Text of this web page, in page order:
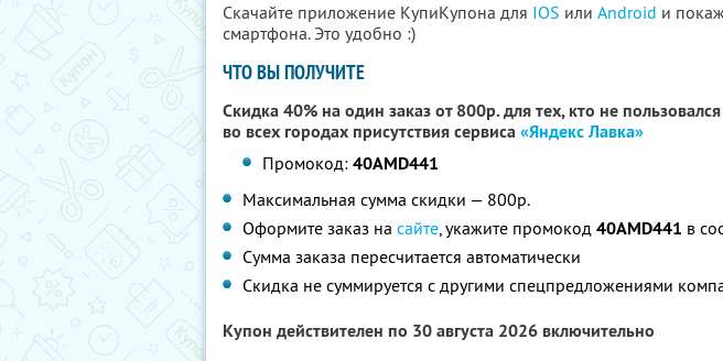
Скачайте приложение КупиКупона для IOS или Android и
смартфона. Это удобно :)
ЧТО ВЫ ПОЛУЧИТЕ
Скидка 40% на один заказ от 800р. для тех, кто не
во всех городах присутствия сервиса«Яндекс Лавка»
Промокод:40AMD441
Максимальная сумма скидки — 800р.
Оформите заказ на сайте, укажите промокод 40AMD441 в
Сумма заказа пересчитается автоматически
Скидка не суммируется с другими спецпредложениями
Купон действителен по 30 августа 2026 включительно